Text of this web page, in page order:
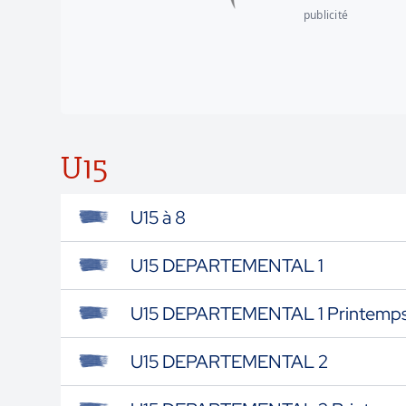
publicité
U15
U15 à 8
U15 DEPARTEMENTAL 1
U15 DEPARTEMENTAL 1
U15 DEPARTEMENTAL 2